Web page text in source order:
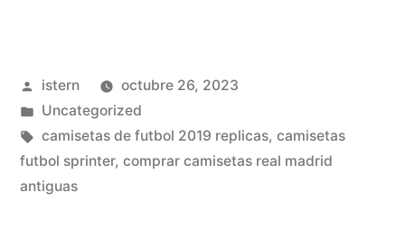
futbol»
Publicado
por
istern
octubre 26, 2023
Publicado
en
Uncategorized
Etiquetas:
camisetas de futbol 2019 replicas, camisetas
futbol sprinter, comprar camisetas real madrid
antiguas